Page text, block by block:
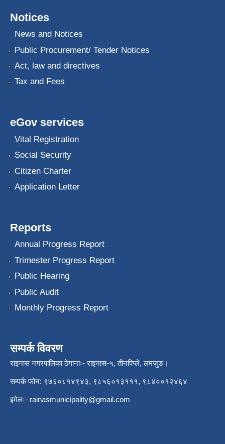
Notices
News and Notices
Public Procurement/ Tender Notices
Act, law and directives
Tax and Fees
eGov services
Vital Registration
Social Security
Citizen Charter
Application Letter
Reports
Annual Progress Report
Trimester Progress Report
Public Hearing
Public Audit
Monthly Progress Report
सम्पर्क विवरण
राइनास नगरपालिका ठेगानाः- राइनास-५, तीनपिप्ले, लमजुङ।
सम्पर्क फोन: ९७६०८१४९४३, ९८५६०१३१११, ९८४००१२४६४
इमेलः- rainasmunicipality@gmail.com